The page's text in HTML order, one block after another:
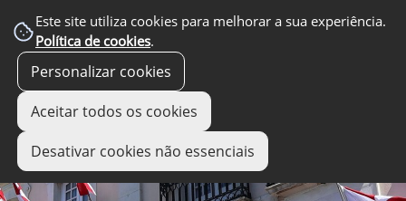
Este site utiliza cookies para melhorar a sua experiência.
Política de cookies.
Personalizar cookies
Aceitar todos os cookies
Desativar cookies não essenciais